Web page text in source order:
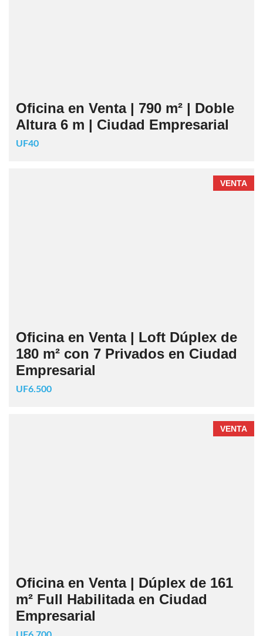
Oficina en Venta | 790 m² | Doble
Altura 6 m | Ciudad Empresarial
UF40
VENTA
Oficina en Venta | Loft Dúplex de
180 m² con 7 Privados en Ciudad
Empresarial
UF6.500
VENTA
Oficina en Venta | Dúplex de 161
m² Full Habilitada en Ciudad
Empresarial